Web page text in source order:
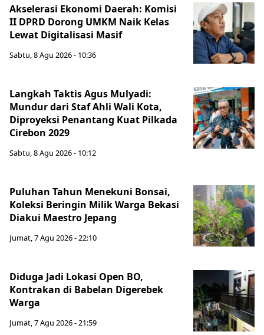
Akselerasi Ekonomi Daerah: Komisi
II DPRD Dorong UMKM Naik Kelas
Lewat Digitalisasi Masif
Sabtu, 8 Agu 2026 - 10:36
Langkah Taktis Agus Mulyadi:
Mundur dari Staf Ahli Wali Kota,
Diproyeksi Penantang Kuat Pilkada
Cirebon 2029
Sabtu, 8 Agu 2026 - 10:12
Puluhan Tahun Menekuni Bonsai,
Koleksi Beringin Milik Warga Bekasi
Diakui Maestro Jepang
Jumat, 7 Agu 2026 - 22:10
Diduga Jadi Lokasi Open BO,
Kontrakan di Babelan Digerebek
Warga
Jumat, 7 Agu 2026 - 21:59